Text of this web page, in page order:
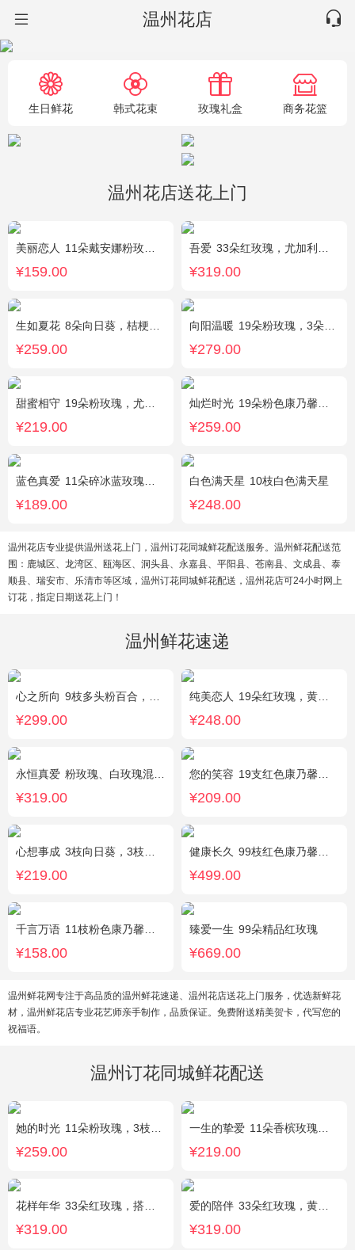
温州花店
生日鲜花 韩式花束 玫瑰礼盒 商务花篮
温州花店送花上门
美丽恋人 11朵戴安娜粉玫瑰，粉色满天星、尤加利绿叶搭配
¥159.00
吾爱 33朵红玫瑰，尤加利绿叶搭配
¥319.00
生如夏花 8朵向日葵，桔梗、红豆、绿叶搭配
¥259.00
向阳温暖 19朵粉玫瑰，3朵向日葵，绿叶搭配
¥279.00
甜蜜相守 19朵粉玫瑰，尤加利、小花搭配
¥219.00
灿烂时光 19朵粉色康乃馨，2支多头粉百合，桔梗、黄莺搭配
¥259.00
蓝色真爱 11朵碎冰蓝玫瑰，尤加利绿叶搭配
¥189.00
白色满天星 10枝白色满天星
¥248.00
温州花店专业提供温州送花上门，温州订花同城鲜花配送服务。温州鲜花配送范
围：鹿城区、龙湾区、瓯海区、洞头县、永嘉县、平阳县、苍南县、文成县、泰
顺县、瑞安市、乐清市等区域，温州订花同城鲜花配送，温州花店可24小时网上
订花，指定日期送花上门！
温州鲜花速递
心之所向 9枝多头粉百合，桔梗，尤加利搭配
¥299.00
纯美恋人 19朵红玫瑰，黄莺、满天星、绿叶适量点缀
¥248.00
永恒真爱 粉玫瑰、白玫瑰混搭，共33朵，桔梗、尤加利搭配
¥319.00
您的笑容 19支红色康乃馨，搭配适量石竹。
¥209.00
心想事成 3枝向日葵，3枝香槟玫瑰，搭配桔梗、尤加利叶
¥219.00
健康长久 99枝红色康乃馨，满天星丰满围绕。
¥499.00
千言万语 11枝粉色康乃馨，栀子叶间插丰满
¥158.00
臻爱一生 99朵精品红玫瑰
¥669.00
温州鲜花网专注于高品质的温州鲜花速递、温州花店送花上门服务，优选新鲜花
材，温州鲜花店专业花艺师亲手制作，品质保证。免费附送精美贺卡，代写您的
祝福语。
温州订花同城鲜花配送
她的时光 11朵粉玫瑰，3枝白色多头百合，白色洋桔梗
¥259.00
一生的挚爱 11朵香槟玫瑰，搭配适量叶上黄金，随机赠送一个小熊。
¥219.00
花样年华 33朵红玫瑰，搭配适量石竹梅外围。
¥319.00
爱的陪伴 33朵红玫瑰，黄莺间插点缀，白色满天星外围点缀搭配
¥319.00